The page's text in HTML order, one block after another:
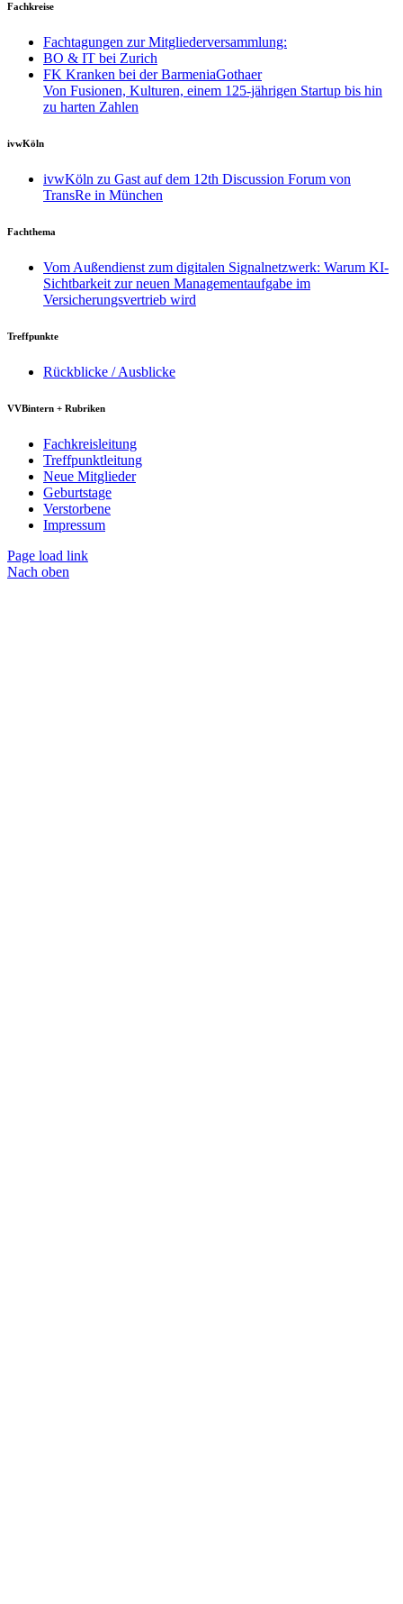
Fachkreise
Fachtagungen zur Mitgliederversammlung:
BO & IT bei Zurich
FK Kranken bei der BarmeniaGothaer
Von Fusionen, Kulturen, einem 125-jährigen Startup bis hin
zu harten Zahlen
ivwKöln
ivwKöln zu Gast auf dem 12th Discussion Forum von
TransRe in München
Fachthema
Vom Außendienst zum digitalen Signalnetzwerk: Warum KI-
Sichtbarkeit zur neuen Managementaufgabe im
Versicherungsvertrieb wird
Treffpunkte
Rückblicke / Ausblicke
VVBintern + Rubriken
Fachkreisleitung
Treffpunktleitung
Neue Mitglieder
Geburtstage
Verstorbene
Impressum
Page load link
Nach oben